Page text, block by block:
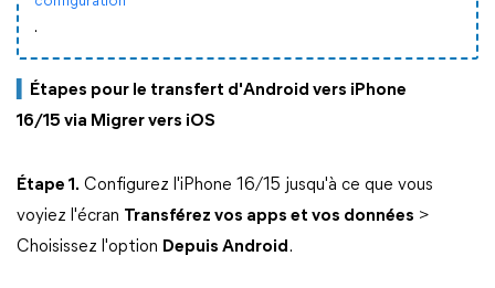
.
Étapes pour le transfert d'Android vers iPhone
16/15 via Migrer vers iOS
Étape 1. Configurez l'iPhone 16/15 jusqu'à ce que vous
voyiez l'écran Transférez vos apps et vos données >
Choisissez l'option Depuis Android.